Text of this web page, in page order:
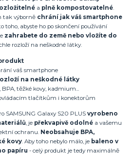
a plně kompostovatelné.
tak výborně chrání jak váš smartphone
toho, abyste ho po skončení používání
zahrabete do země nebo vložíte do
rozloží na neškodné látky.
váš smartphone
na neškodné látky
těžké kovy, kadmium...
tlačítkům i konektorům
SAMSUNG Galaxy S20 PLUS vyrobeno
, je překvapivě odolné a vašemu
ochranu. Neobsahuje BPA,
kovy. Aby toho nebylo málo, je baleno v
papíru - celý produkt je tedy maximálně